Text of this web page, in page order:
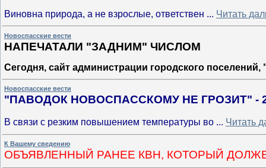
Виновна природа, а не взрослые, ответствен ... Читать
Новоспасские вести
НАПЕЧАТАЛИ "ЗАДНИМ" ЧИСЛОМ
Сегодня, сайт администрации городского
Новоспасские вести
"ПАВОДОК НОВОСПАССКОМУ НЕ ГРОЗИТ" -
В связи с резким повышением температуры во ... Читать
К Вашему сведению
ОБЪЯВЛЕННЫЙ РАНЕЕ КВН, КОТОРЫЙ